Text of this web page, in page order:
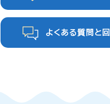
よくある質問と